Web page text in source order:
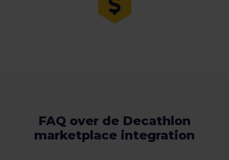
FAQ over de Decathlon
marketplace integration